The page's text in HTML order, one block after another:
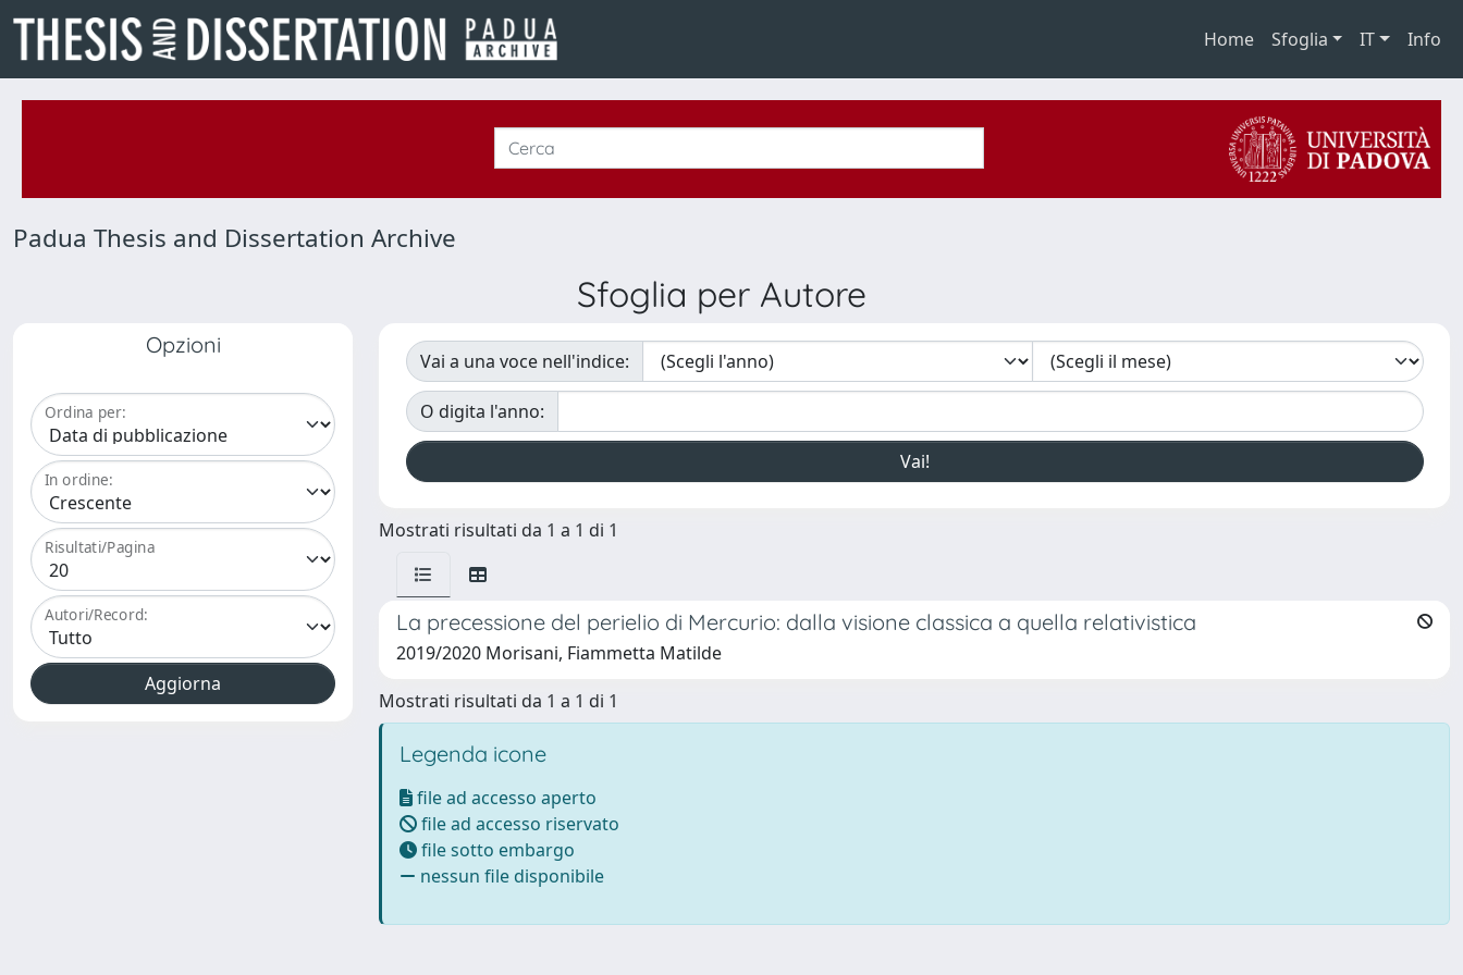
Home Sfoglia IT Info
Padua Thesis and Dissertation Archive
Sfoglia per Autore
Opzioni
Ordina per:
In ordine:
Risultati/Pagina
Autori/Record:
Vai a una voce nell'indice:
O digita l'anno:
Mostrati risultati da 1 a 1 di 1
La precessione del perielio di Mercurio: dalla visione classica a quella relativistica
2019/2020 Morisani, Fiammetta Matilde
Mostrati risultati da 1 a 1 di 1
Legenda icone
file ad accesso aperto
file ad accesso riservato
file sotto embargo
nessun file disponibile